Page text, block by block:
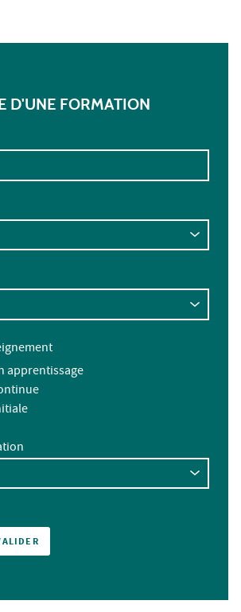
D'UNE FORMATION
apprentissage